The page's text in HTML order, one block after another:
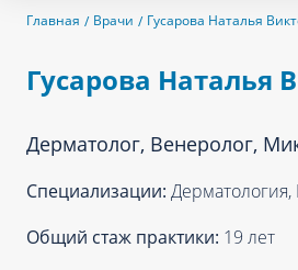
Главная Врачи Гусарова Наталья
Гусарова Наталья
Дерматолог, Венеролог,
Специализации:
Общий стаж практики: 19 лет